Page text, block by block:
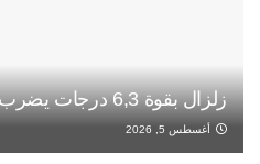
زلزال بقوة 6,3 درجات يضرب جنوب الفيليبين
أغسطس 5, 2026